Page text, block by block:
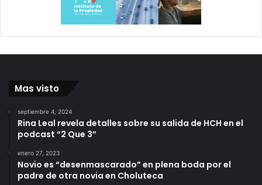
Mas visto
septiembre 4, 2024
Rina Leal revela detalles sobre su salida de HCH en el
podcast “2 Que 3”
enero 27, 2023
Novio es “desenmascarado” en plena boda por el
padre de otra novia en Choluteca